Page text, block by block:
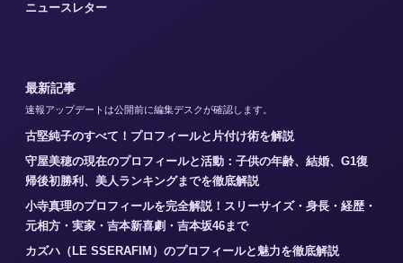
ニュースレター
最新記事
速報アップデートは公開前に編集デスクが確認します。
古堅純子のすべて！プロフィールと片付け術を解説
守屋美穂の現在のプロフィールと活動：子供の年齢、結婚、G1復
帰後初勝利、美人ランキングまでを徹底解説
小寺真理のプロフィールを完全解説！スリーサイズ・身長・経歴・
元相方・実家・吉本新喜劇・吉本坂46まで
カズハ（LE SSERAFIM）のプロフィールと魅力を徹底解説